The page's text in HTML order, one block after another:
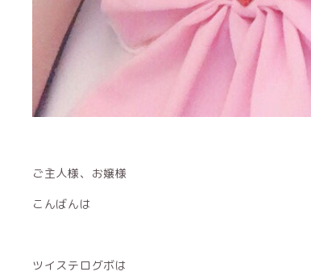
ご主人様、お嬢様
こんばんは
ツイステログボは